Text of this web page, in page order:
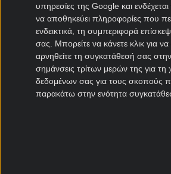
υπηρεσίες της Google και ενδέχεται
να αποθηκεύει πληροφορίες που
ενδεικτικά, τη συμπεριφορά
σας. Μπορείτε να κάνετε κλικ για
αρνηθείτε τη συγκατάθεσή σας
σημάνσεις τρίτων μερών της για
δεδομένων σας για τους σκοπούς
παρακάτω στην ενότητα
Μεταγραφές Cyprus
Πάφος μεταγραφές
ΑΠΟΕΛ μεταγραφές
ΑΕΚ Λάρνακας μεταγραφές
Ομόνοια μεταγραφές